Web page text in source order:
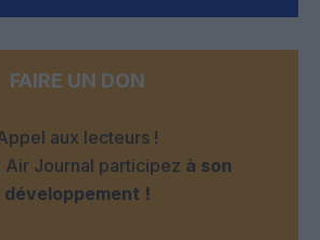
FAIRE UN DON
aux lecteurs !
Air Journal participez à son
développement !